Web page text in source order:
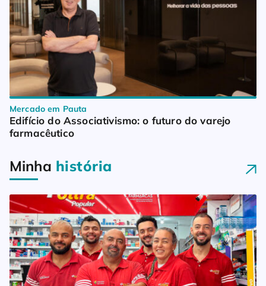
Mercado em Pauta
Edifício do Associativismo: o futuro do varejo
farmacêutico
Minha história